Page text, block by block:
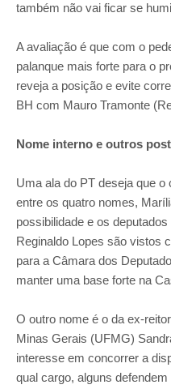
também não vai ficar se
A avaliação é que com o
palanque mais forte para o
reveja a posição e evite
BH com Mauro Tramonte
Nome interno e outros
Uma ala do PT deseja que
entre os quatro nomes,
possibilidade e os
Reginaldo Lopes são vistos
para a Câmara dos
manter uma base forte na
O outro nome é o da ex-
Minas Gerais (UFMG)
interesse em concorrer a
qual cargo, alguns